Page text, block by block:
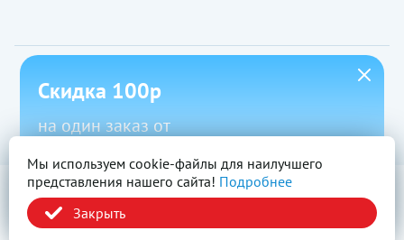
Все права защищены.
Вся информация на сайте — собственность ООО «Моя аптека». Публикация с
ОГРН:1025404723585, Лицензия № Л042-01125-54/00269824.
Политика конфиденциальности
Мы используем cookie-файлы для наилучшего
представления нашего сайта! Подробнее
Закрыть
Скидка 100р
на один заказ от
Скачать
Промокод Новый